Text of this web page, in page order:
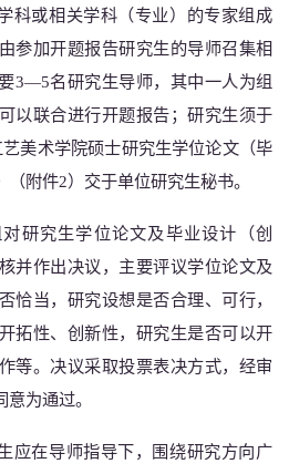
科或相关学科（专业）的专家组成
参加开题报告研究生的导师召集相
3—5名研究生导师，其中一人为组
以联合进行开题报告；研究生须于
美术学院硕士研究生学位论文（毕
附件2）交于单位研究生秘书。
研究生学位论文及毕业设计（创
并作出决议，主要评议学位论文及
恰当，研究设想是否合理、可行，
拓性、创新性，研究生是否可以开
等。决议采取投票表决方式，经审
为通过。
应在导师指导下，围绕研究方向广